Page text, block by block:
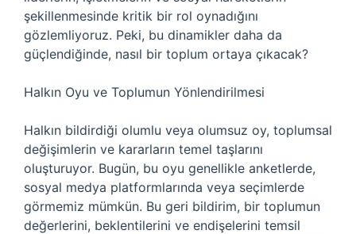
şekillenmesinde kritik bir rol oynadığını
gözlemliyoruz. Peki, bu dinamikler daha da
güçlendiğinde, nasıl bir toplum ortaya çıkacak?
Halkın Oyu ve Toplumun Yönlendirilmesi
Halkın bildirdiği olumlu veya olumsuz oy, toplumsal
değişimlerin ve kararların temel taşlarını
oluşturuyor. Bugün, bu oyu genellikle anketlerde,
sosyal medya platformlarında veya seçimlerde
görmemiz mümkün. Bu geri bildirim, bir toplumun
değerlerini, beklentilerini ve endişelerini temsil